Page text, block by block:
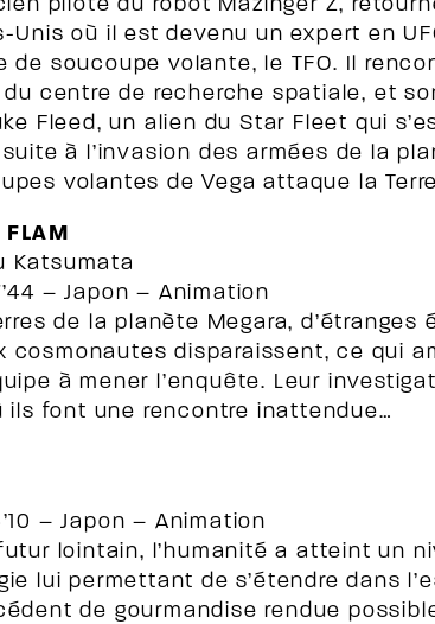
pilote du robot Mazinger Z,
Unis où il est devenu un expert en
de soucoupe volante, le TFO. Il
centre de recherche spatiale, et
Fleed, un alien du Star Fleet qui
suite à l’invasion des armées de la
volantes de Vega attaque la
FLAM
Katsumata
– Japon – Animation
de la planète Megara,
cosmonautes disparaissent, ce qui
à mener l’enquête. Leur
ils font une rencontre inattendue…
– Japon – Animation
lointain, l’humanité a atteint un
lui permettant de s’étendre dans
de gourmandise rendue